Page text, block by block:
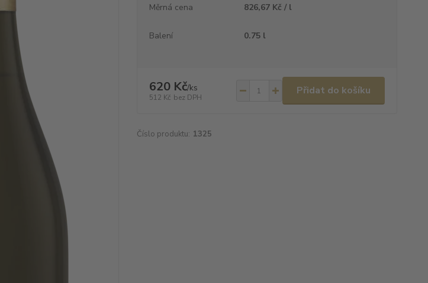
Měrná cena
826,67 Kč / l
Balení 0.75 l
620 Kč/ks
512 Kč bez DPH
Přidat do košíku
Číslo produktu: 1325